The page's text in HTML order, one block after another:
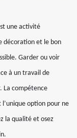
une activité
décoration et le bon
Garder ou voir
à un travail de
La compétence
option pour ne
la qualité et osez